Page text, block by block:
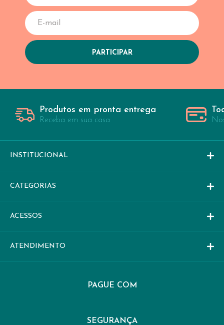
Produtos em pronta entrega
Receba em sua casa
INSTITUCIONAL
CATEGORIAS
ACESSOS
ATENDIMENTO
PAGUE COM
SEGURANÇA